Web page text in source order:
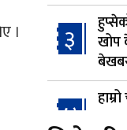
।
३
खोप
४